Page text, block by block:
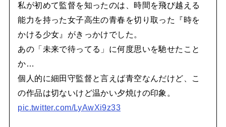
私が初めて監督を知ったのは、時間を飛び越える
能力を持った女子高生の青春を切り取った『時を
かける少女』がきっかけでした。
あの「未来で待ってる」に何度思いを馳せたこと
か…
個人的に細田守監督と言えば青空なんだけど、こ
の作品は切ないけど温かい夕焼けの印象。
pic.twitter.com/LyAwXi9z33